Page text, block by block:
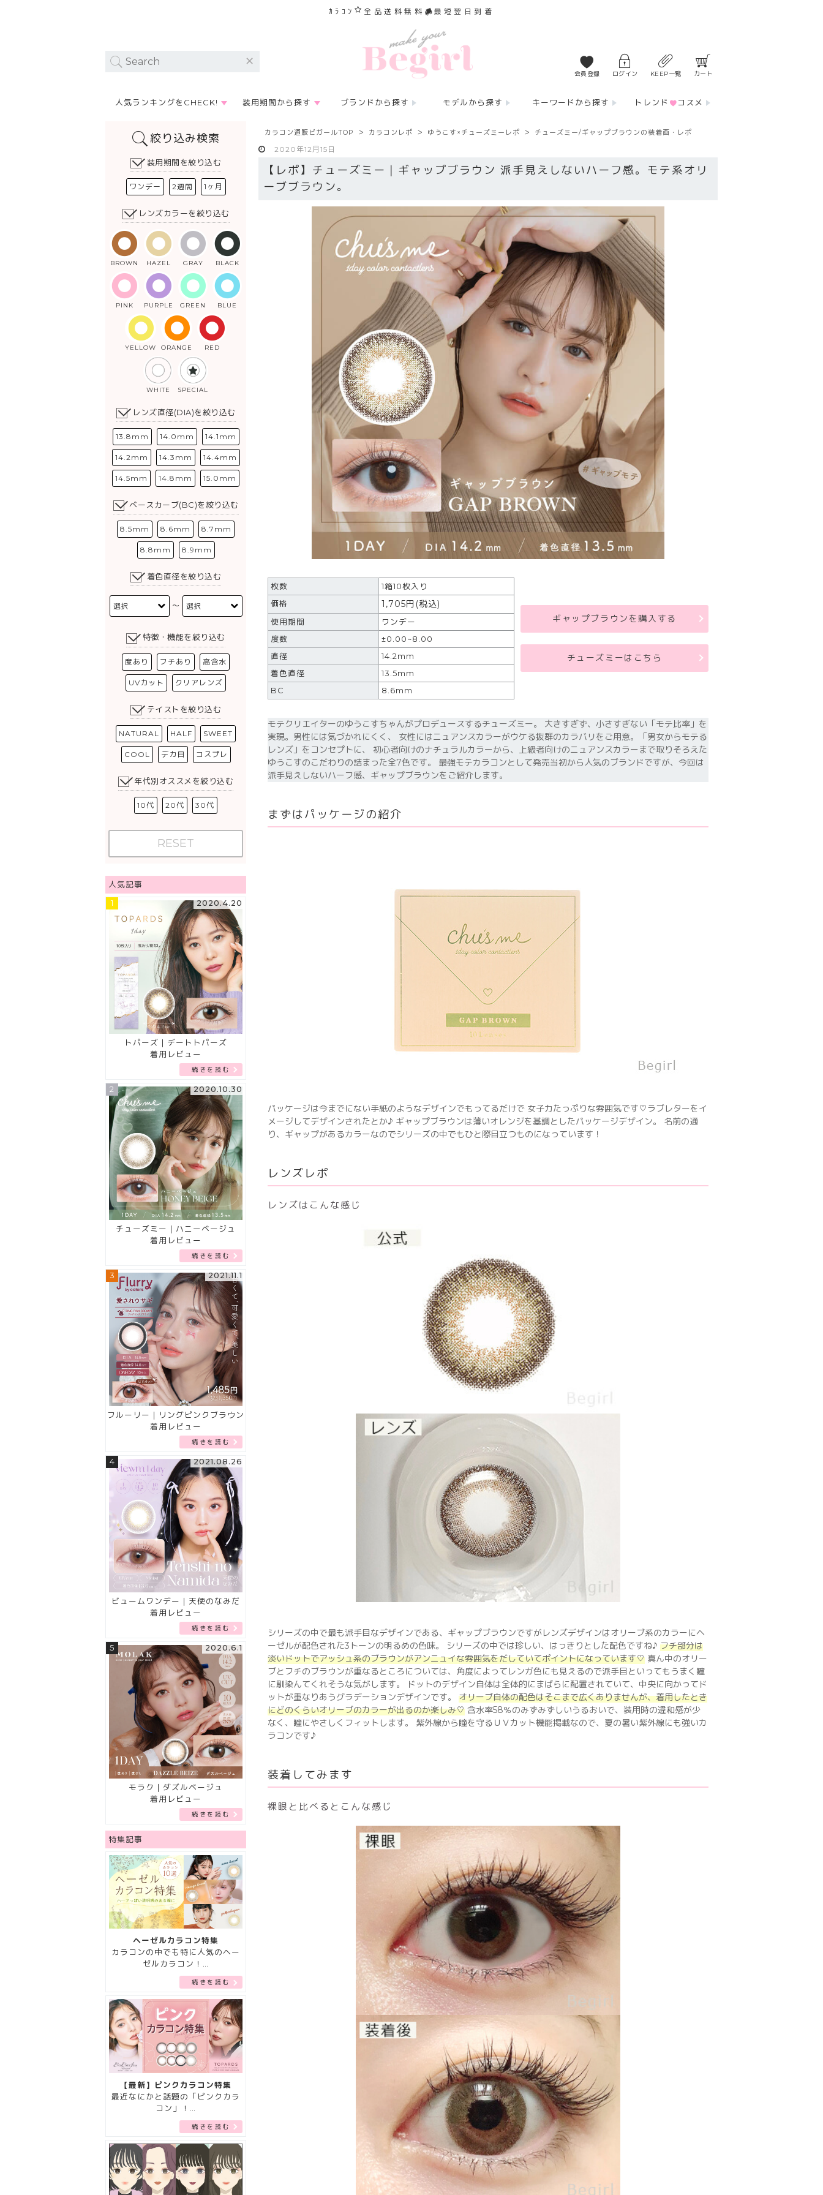
ｶﾗｺﾝ 全品送料無料 最短翌日到着
会員登録 ログイン KEEP一覧 カート
人気ランキングをCHECK! 装用期間から探す ブランドから探す モデルから探す キーワードから探す トレンド コスメ
絞り込み検索
装用期間を絞り込む
ワンデー 2週間 1ヶ月
レンズカラーを絞り込む
BROWN HAZEL GRAY BLACK
PINK PURPLE GREEN BLUE
YELLOW ORANGE RED
WHITE SPECIAL
レンズ直径(DIA)を絞り込む
13.8mm 14.0mm 14.1mm
14.2mm 14.3mm 14.4mm
14.5mm 14.8mm 15.0mm
ベースカーブ(BC)を絞り込む
8.5mm 8.6mm 8.7mm
8.8mm 8.9mm
着色直径を絞り込む
〜
特徴・機能を絞り込む
度あり フチあり 高含水
UVカット クリアレンズ
テイストを絞り込む
NATURAL HALF SWEET
COOL デカ目 コスプレ
年代別オススメを絞り込む
10代 20代 30代
RESET
人気記事
1
2020.4.20
トパーズ｜デートトパーズ
着用レビュー
続きを読む
2 2020.10.30
チューズミー｜ハニーベージュ
着用レビュー
続きを読む
3 2021.11.1
フルーリー｜リングピンクブラウン
着用レビュー
続きを読む
4 2021.08.26
ビュームワンデー｜天使のなみだ
着用レビュー
続きを読む
5 2020.6.1
モラク｜ダズルベージュ
着用レビュー
続きを読む
特集記事
ヘーゼルカラコン特集
カラコンの中でも特に人気のヘー
ゼルカラコン！…
続きを読む
【最新】ピンクカラコン特集
最近なにかと話題の「ピンクカラ
コン」！…
続きを読む
カラコン通販ビガールTOP カラコンレポ ゆうこす×チューズミーレポ チューズミー/ギャップブラウンの装着画・レポ
2020年12月15日
【レポ】チューズミー｜ギャップブラウン 派手見えしないハーフ感。モテ系オリ
ーブブラウン。
枚数
1箱10枚入り
価格
1,705円 (税込)
使用期間
ワンデー
度数
±0.00~8.00
直径
14.2mm
着色直径
13.5mm
BC
8.6mm
ギャップブラウンを購入する
チューズミーはこちら
モテクリエイターのゆうこすちゃんがプロデュースするチューズミー。 大きすぎず、小さすぎない「モテ比率」を
実現。男性には気づかれにくく、 女性にはニュアンスカラーがウケる抜群のカラバリをご用意。「男女からモテる
レンズ」をコンセプトに、 初心者向けのナチュラルカラーから、上級者向けのニュアンスカラーまで取りそろえた
ゆうこすのこだわりの詰まった全7色です。 最強モテカラコンとして発売当初から人気のブランドですが、今回は
派手見えしないハーフ感、ギャップブラウンをご紹介します。
まずはパッケージの紹介
パッケージは今までにない手紙のようなデザインでもってるだけで 女子力たっぷりな雰囲気です♡ラブレターをイ
メージしてデザインされたとか♪ ギャップブラウンは薄いオレンジを基調としたパッケージデザイン。 名前の通
り、ギャップがあるカラーなのでシリーズの中でもひと際目立つものになっています！
レンズレポ
レンズはこんな感じ
シリーズの中で最も派手目なデザインである、ギャップブラウンですがレンズデザインはオリーブ系のカラーにヘ
ーゼルが配色された3トーンの明るめの色味。 シリーズの中では珍しい、はっきりとした配色ですね♪ フチ部分は
淡いドットでアッシュ系のブラウンがアンニュイな雰囲気をだしていてポイントになっています♡ 真ん中のオリー
ブとフチのブラウンが重なるところについては、角度によってレンガ色にも見えるので派手目といってもうまく瞳
に馴染んてくれそうな気がします。 ドットのデザイン自体は全体的にまばらに配置されていて、中央に向かってド
ットが重なりあうグラデーションデザインです。 オリーブ自体の配色はそこまで広くありませんが、着用したとき
にどのくらいオリーブのカラーが出るのか楽しみ♡ 含水率58％のみずみずしいうるおいで、装用時の違和感が少
なく、瞳にやさしくフィットします。 紫外線から瞳を守るＵＶカット機能掲載なので、夏の暑い紫外線にも強いカ
ラコンです♪
装着してみます
裸眼と比べるとこんな感じ